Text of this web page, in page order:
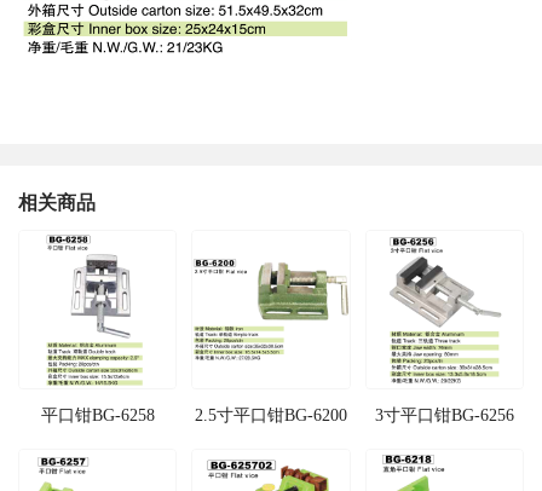
相关商品
平口钳BG-6258 2.5寸平口钳BG-6200 3寸平口钳BG-6256